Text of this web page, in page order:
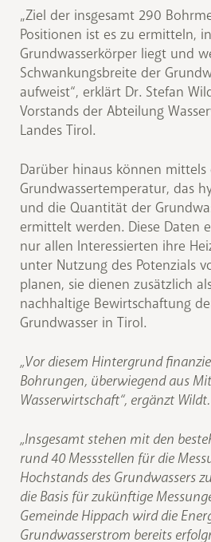
„Ziel der insgesamt 290
Positionen ist es zu ermitteln,
Grundwasserkörper liegt und
Schwankungsbreite der
aufweist“, erklärt Dr. Stefan
Vorstands der Abteilung
Landes Tirol.
Darüber hinaus können mittels
Grundwassertemperatur, das
und die Quantität der
ermittelt werden. Diese Daten
nur allen Interessierten ihre
unter Nutzung des Potenzials
planen, sie dienen zusätzlich
nachhaltige Bewirtschaftung
Grundwasser in Tirol.
„Vor diesem Hintergrund
Bohrungen, überwiegend aus
Wasserwirtschaft“, ergänzt Wildt.
„Insgesamt stehen mit den
rund 40 Messstellen für die
Hochstands des Grundwassers
die Basis für zukünftige
Gemeinde Hippach wird die
Grundwasserstrom bereits